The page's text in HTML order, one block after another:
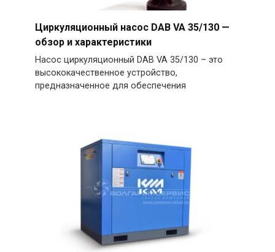
Циркуляционный насос DAB VA 35/130 —
обзор и характеристики
Насос циркуляционный DAB VA 35/130 – это
высококачественное устройство,
предназначенное для обеспечения